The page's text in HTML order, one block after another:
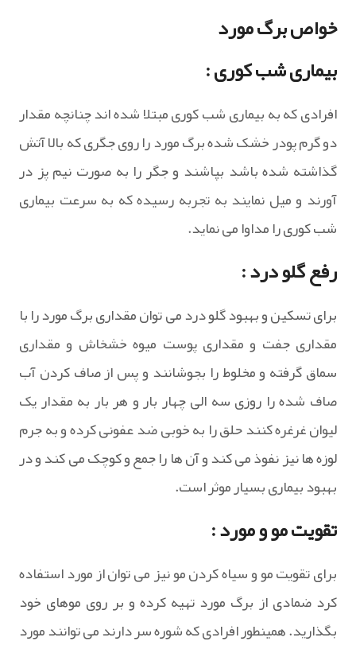
خواص برگ مورد
بیماری شب کوری :
افرادی که به بیماری شب کوری مبتلا شده اند چنانچه مقدار
دو گرم پودر خشک شده برگ مورد را روی جگری که بالا آتش
گذاشته شده باشد بپاشند و جگر را به صورت نیم پز در
آورند و میل نمایند به تجربه رسیده که به سرعت بیماری
شب کوری را مداوا می نماید.
رفع گلو درد :
برای تسکین و بهبود گلو درد می توان مقداری برگ مورد را با
مقداری جفت و مقداری پوست میوه خشخاش و مقداری
سماق گرفته و مخلوط را بجوشانند و پس از صاف کردن آب
صاف شده را روزی سه الی چهار بار و هر بار به مقدار یک
لیوان غرغره کنند حلق را به خوبی ضد عفونی کرده و به جرم
لوزه ها نیز نفوذ می کند و آن ها را جمع و کوچک می کند و در
بهبود بیماری بسیار موثر است.
تقویت مو و مورد :
برای تقویت مو و سیاه کردن مو نیز می توان از مورد استفاده
کرد ضمادی از برگ مورد تهیه کرده و بر روی موهای خود
بگذارید. همینطور افرادی که شوره سر دارند می توانند مورد